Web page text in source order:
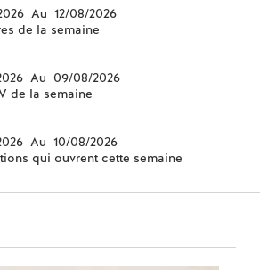
Au 12/08/2026
de la semaine
Au 09/08/2026
de la semaine
Au 10/08/2026
qui ouvrent cette semaine